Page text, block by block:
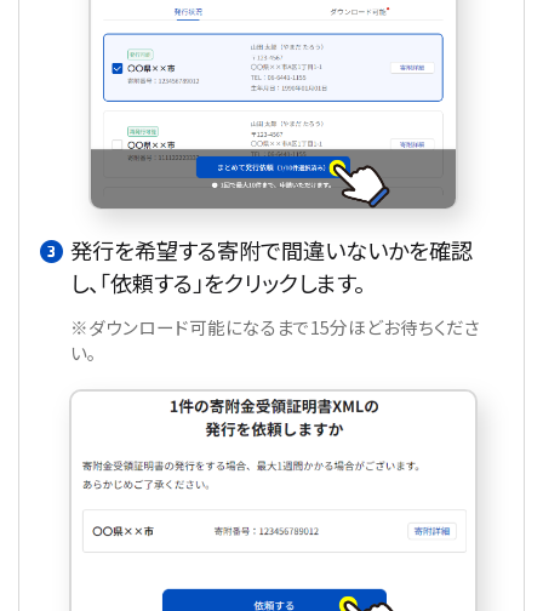
発行を希望する寄附で間違いないかを確認
し、「依頼する」をクリックします。
※ダウンロード可能になるまで15分ほどお待ちくださ
い。